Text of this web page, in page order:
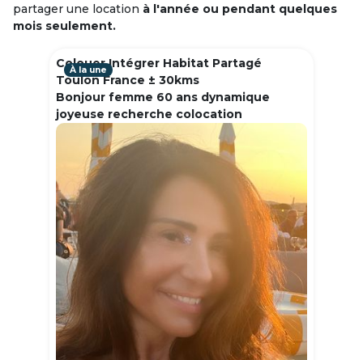
partager une location à l'année ou pendant quelques
mois seulement.
Colouer Intégrer Habitat Partagé
Toulon France ± 30kms
Bonjour femme 60 ans dynamique
joyeuse recherche colocation
À la une